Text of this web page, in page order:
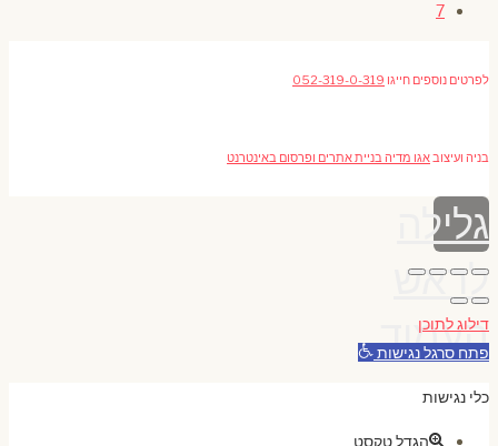
7
לפרטים נוספים חייגו 052-319-0-319
בניה ועיצובאגו מדיה בניית אתרים ופרסום באינטרנט
גלילה
לראש
העמוד
דילוג לתוכן
פתח סרגל נגישות
כלי נגישות
הגדל טקסט